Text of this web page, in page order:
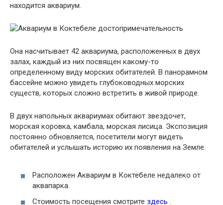
находится аквариум.
Она насчитывает 42 аквариума, расположенных в двух
залах, каждый из них посвящен какому-то
определенному виду морских обитателей. В панорамном
бассейне можно увидеть глубоководных морских
существ, которых сложно встретить в живой природе.
В двух напольных аквариумах обитают звездочет,
морская коровка, камбала, морская лисица. Экспозиция
постоянно обновляется, посетители могут видеть
обитателей и услышать историю их появления на Земле.
Расположен Аквариум в Коктебеле недалеко от
аквапарка.
Стоимость посещения смотрите здесь